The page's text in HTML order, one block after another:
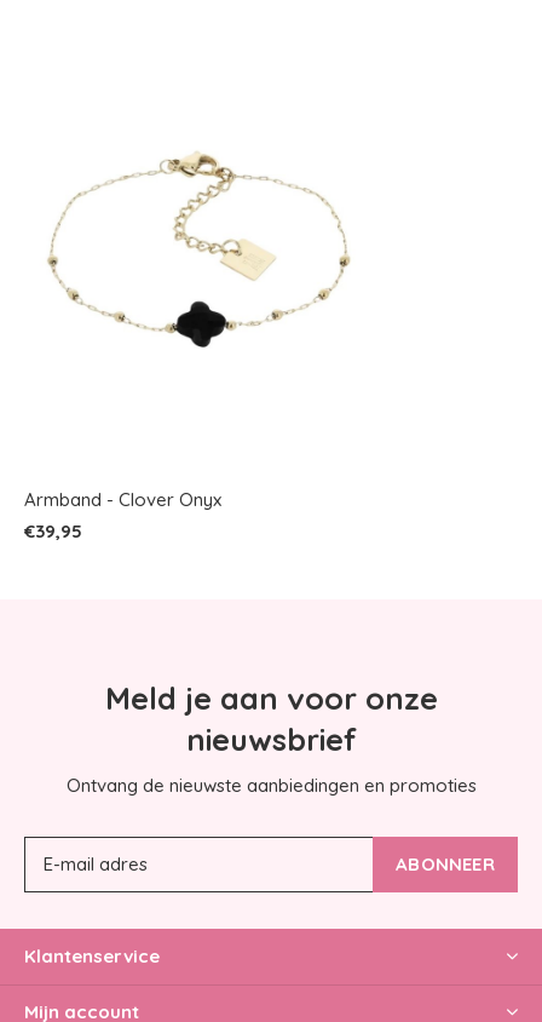
Armband - Clover Onyx
€39,95
Meld je aan voor onze
nieuwsbrief
Ontvang de nieuwste aanbiedingen en promoties
ABONNEER
Klantenservice
Mijn account